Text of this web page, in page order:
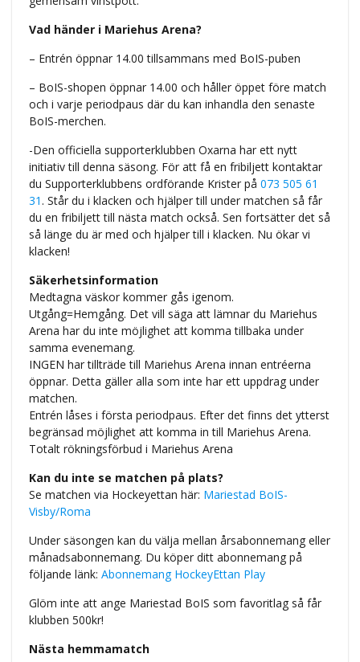
Vad händer i Mariehus Arena?
– Entrén öppnar 14.00 tillsammans med BoIS-puben
– BoIS-shopen öppnar 14.00 och håller öppet före match
och i varje periodpaus där du kan inhandla den senaste
BoIS-merchen.
-Den officiella supporterklubben Oxarna har ett nytt
initiativ till denna säsong. För att få en fribiljett kontaktar
du Supporterklubbens ordförande Krister på 073 505 61
31 . Står du i klacken och hjälper till under matchen så får
du en fribiljett till nästa match också. Sen fortsätter det så
så länge du är med och hjälper till i klacken. Nu ökar vi
klacken!
Säkerhetsinformation
Medtagna väskor kommer gås igenom.
Utgång=Hemgång. Det vill säga att lämnar du Mariehus
Arena har du inte möjlighet att komma tillbaka under
samma evenemang.
INGEN har tillträde till Mariehus Arena innan entréerna
öppnar. Detta gäller alla som inte har ett uppdrag under
matchen.
Entrén låses i första periodpaus. Efter det finns det ytterst
begränsad möjlighet att komma in till Mariehus Arena.
Totalt rökningsförbud i Mariehus Arena
Kan du inte se matchen på plats?
Se matchen via Hockeyettan här: Mariestad BoIS-
Visby/Roma
Under säsongen kan du välja mellan årsabonnemang eller
månadsabonnemang. Du köper ditt abonnemang på
följande länk: Abonnemang HockeyEttan Play
Glöm inte att ange Mariestad BoIS som favoritlag så får
klubben 500kr!
Nästa hemmamatch